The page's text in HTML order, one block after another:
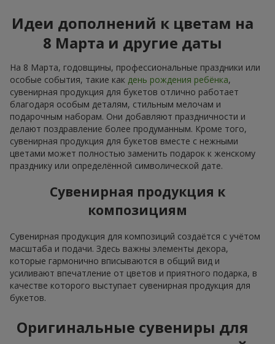
Идеи дополнений к цветам на
8 Марта и другие даты
На 8 Марта, годовщины, профессиональные праздники или
особые события, такие как день рождения ребёнка,
сувенирная продукция для букетов отлично работает
благодаря особым деталям, стильным мелочам и
подарочным наборам. Они добавляют праздничности и
делают поздравление более продуманным. Кроме того,
сувенирная продукция для букетов вместе с нежными
цветами может полностью заменить подарок к женскому
празднику или определённой символической дате.
Сувенирная продукция к
композициям
Сувенирная продукция для композиций создаётся с учётом
масштаба и подачи. Здесь важны элементы декора,
которые гармонично вписываются в общий вид и
усиливают впечатление от цветов и приятного подарка, в
качестве которого выступает сувенирная продукция для
букетов.
Оригинальные сувениры для